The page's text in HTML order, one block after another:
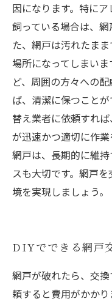
因になります。特に
飼っている場合は、
た、網戸は汚れたま
場所になってしまい
ど、周囲の方々への
ば、清潔に保つこと
替え業者に依頼すれ
が迅速かつ適切に作
網戸は、長期的に維
スも大切です。網戸
境を実現しましょう。
DIYでできる網戸
網戸が破れたら、交
頼すると費用がかか